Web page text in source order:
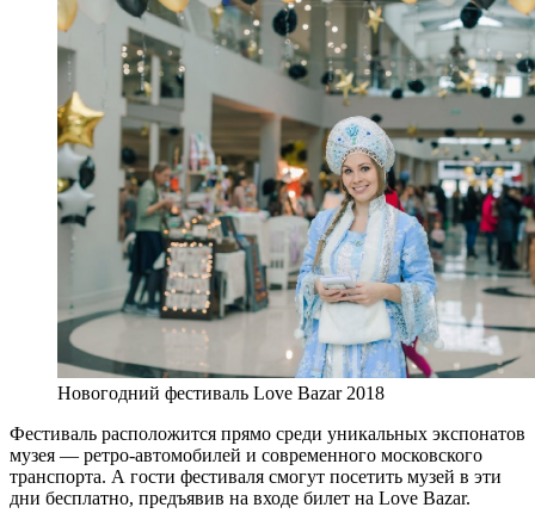
Новогодний фестиваль Love Bazar 2018
Фестиваль расположится прямо среди уникальных экспонатов
музея — ретро-автомобилей и современного московского
транспорта. А гости фестиваля смогут посетить музей в эти
дни бесплатно, предъявив на входе билет на Love Bazar.